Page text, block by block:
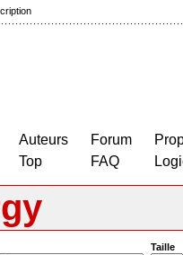
Auteurs
Top
Forum
FAQ
Taille